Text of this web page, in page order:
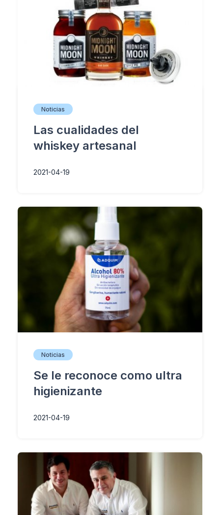
Noticias
Las cualidades del
whiskey artesanal
2021-04-19
Noticias
Se le reconoce como ultra
higienizante
2021-04-19